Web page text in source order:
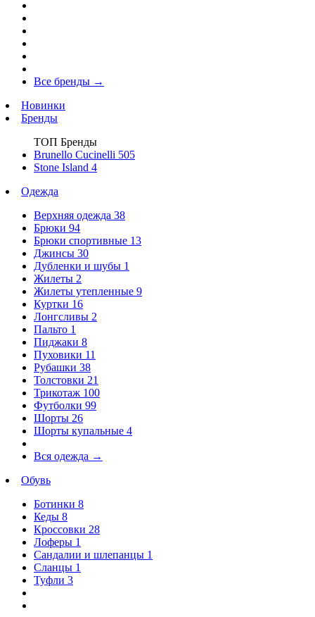
Все бренды →
Новинки
Бренды
ТОП Бренды
Brunello Cucinelli 505
Stone Island 4
Одежда
Верхняя одежда 38
Брюки 94
Брюки спортивные 13
Джинсы 30
Дубленки и шубы 1
Жилеты 2
Жилеты утепленные 9
Куртки 16
Лонгсливы 2
Пальто 1
Пиджаки 8
Пуховики 11
Рубашки 38
Толстовки 21
Трикотаж 100
Футболки 99
Шорты 26
Шорты купальные 4
Вся одежда →
Обувь
Ботинки 8
Кеды 8
Кроссовки 28
Лоферы 1
Сандалии и шлепанцы 1
Сланцы 1
Туфли 3